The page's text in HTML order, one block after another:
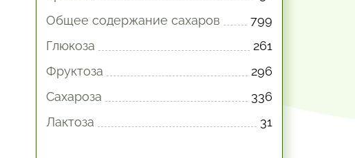
Общее содержание сахаров
799
Глюкоза
261
Фруктоза
296
Сахароза
336
Лактоза
31